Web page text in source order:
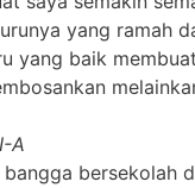
yang ramah
yang baik
A
bangga bersekolah